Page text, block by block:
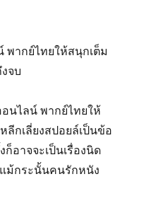
พากย์ไทยให้สนุกเต็ม
จบ
นไลน์ พากย์ไทยให้
ลีกเลี่ยงสปอยล์เป็นข้อ
อาจจะเป็นเรื่องนิด
ม้กระนั้นคนรักหนัง